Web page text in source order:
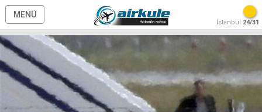
MENÜ
İstanbul 24/31